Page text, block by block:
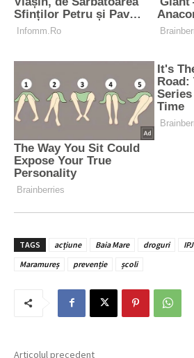
TAGS acțiune Baia Mare droguri IPJ
Maramureș
prevenție școli
Articolul precedent